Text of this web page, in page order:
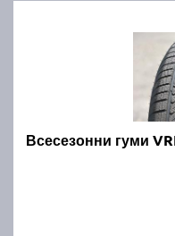
Всесезонни гуми